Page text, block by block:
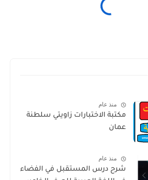
منذ عام
مكتبة الاختبارات زاويتي سلطنة
عمان
منذ عام
شرح درس المستقبل في الفضاء